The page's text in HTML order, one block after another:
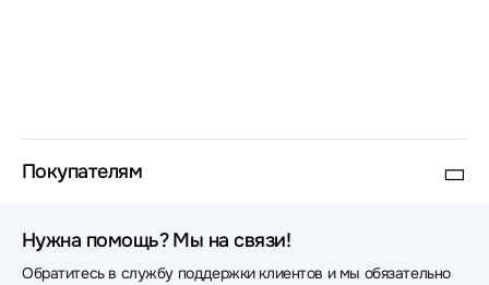
Покупателям
Нужна помощь? Мы на связи!
Обратитесь в службу поддержки клиентов и мы обязательно